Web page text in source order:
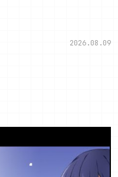
2026.08.09